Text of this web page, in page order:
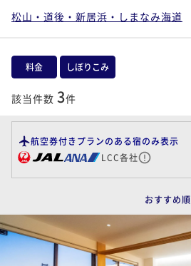
松山・道後・新居浜・しまなみ海道
料金 しぼりこみ
該当件数 3件
航空券付きプランのある宿のみ表示
LCC各社
おすすめ順